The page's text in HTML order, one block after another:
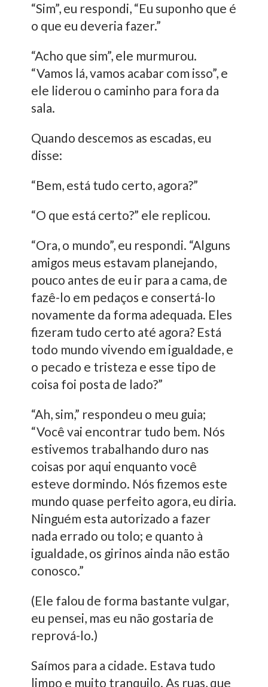
“Sim”, eu respondi, “Eu suponho que é
o que eu deveria fazer.”
“Acho que sim”, ele murmurou.
“Vamos lá, vamos acabar com isso”, e
ele liderou o caminho para fora da
sala.
Quando descemos as escadas, eu
disse:
“Bem, está tudo certo, agora?”
“O que está certo?” ele replicou.
“Ora, o mundo”, eu respondi. “Alguns
amigos meus estavam planejando,
pouco antes de eu ir para a cama, de
fazê-lo em pedaços e consertá-lo
novamente da forma adequada. Eles
fizeram tudo certo até agora? Está
todo mundo vivendo em igualdade, e
o pecado e tristeza e esse tipo de
coisa foi posta de lado?”
“Ah, sim,” respondeu o meu guia;
“Você vai encontrar tudo bem. Nós
estivemos trabalhando duro nas
coisas por aqui enquanto você
esteve dormindo. Nós fizemos este
mundo quase perfeito agora, eu diria.
Ninguém esta autorizado a fazer
nada errado ou tolo; e quanto à
igualdade, os girinos ainda não estão
conosco.”
(Ele falou de forma bastante vulgar,
eu pensei, mas eu não gostaria de
reprová-lo.)
Saímos para a cidade. Estava tudo
limpo e muito tranquilo. As ruas, que